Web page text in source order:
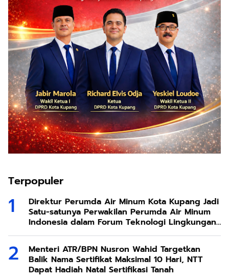
Terpopuler
Direktur Perumda Air Minum Kota Kupang Jadi
Satu-satunya Perwakilan Perumda Air Minum
Indonesia dalam Forum Teknologi Lingkungan
Menteri ATR/BPN Nusron Wahid Targetkan
Balik Nama Sertifikat Maksimal 10 Hari, NTT
Dapat Hadiah Natal Sertifikasi Tanah